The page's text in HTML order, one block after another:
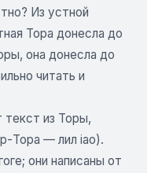
Из устной
Тора донесла до
она донесла до
читать и
из Торы,
Тора — лил iao).
они написаны от